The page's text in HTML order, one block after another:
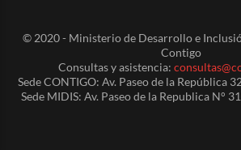
© 2020 - Ministerio de Desarrollo e
Contigo
Consultas y asistencia:
Sede CONTIGO: Av. Paseo de la República
Sede MIDIS: Av. Paseo de la Republica N°